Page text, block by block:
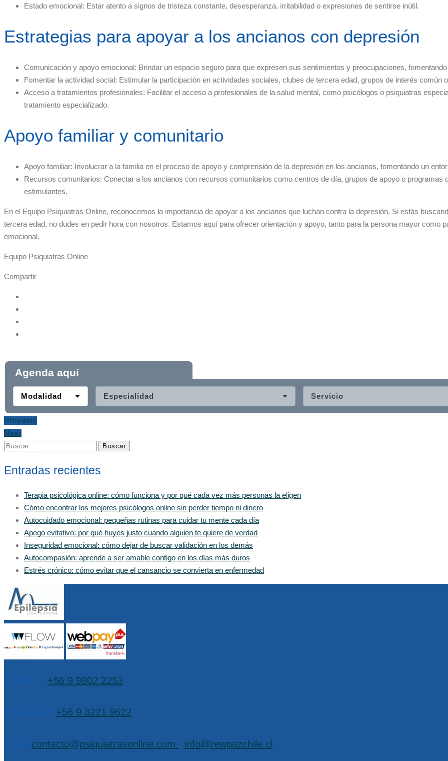
Estado emocional: Estar atento a signos de tristeza constante, desesperanza, irritabilidad o expresiones de sentirse inútil.
Estrategias para apoyar a los ancianos con depresión
Comunicación y apoyo emocional: Brindar un espacio seguro para que expresen sus sentimientos y preocupaciones,
Fomentar la actividad social: Estimular la participación en actividades sociales, clubes de tercera edad, grupos de interés común
Acceso a tratamientos profesionales: Facilitar el acceso a profesionales de la salud mental, como psicólogos o psiquiatras
tratamiento especializado.
Apoyo familiar y comunitario
Apoyo familiar: Involucrar a la familia en el proceso de apoyo y comprensión de la depresión en los ancianos, fomentando un
Recursos comunitarios: Conectar a los ancianos con recursos comunitarios como centros de día, grupos de apoyo o
estimulantes.
En el Equipo Psiquiatras Online, reconocemos la importancia de apoyar a los ancianos que luchan contra la depresión. Si estás
tercera edad, no dudes en pedir hora con nosotros. Estamos aquí para ofrecer orientación y apoyo, tanto para la persona mayor como
emocional.
Equipo Psiquiatras Online
Compartir
Agenda aquí
Modalidad Especialidad Servicio
Previous
Next
Buscar:
Entradas recientes
Terapia psicológica online: cómo funciona y por qué cada vez más personas la eligen
Cómo encontrar los mejores psicólogos online sin perder tiempo ni dinero
Autocuidado emocional: pequeñas rutinas para cuidar tu mente cada día
Apego evitativo: por qué huyes justo cuando alguien te quiere de verdad
Inseguridad emocional: cómo dejar de buscar validación en los demás
Autocompasión: aprende a ser amable contigo en los días más duros
Estrés crónico: cómo evitar que el cansancio se convierta en enfermedad
+56 9 9802 2253
+56 9 3221 9622
contacto@psiquiatrasonline.com info@rewpazchile.cl